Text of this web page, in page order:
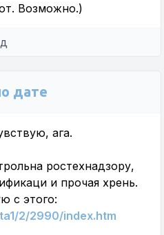
Возможно.)
дате
ага.
ростехнадзору,
и прочая хрень.
с этого:
2/2990/index.htm